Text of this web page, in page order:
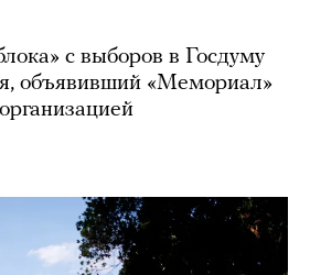
с выборов в Госдуму
объявивший «Мемориал»